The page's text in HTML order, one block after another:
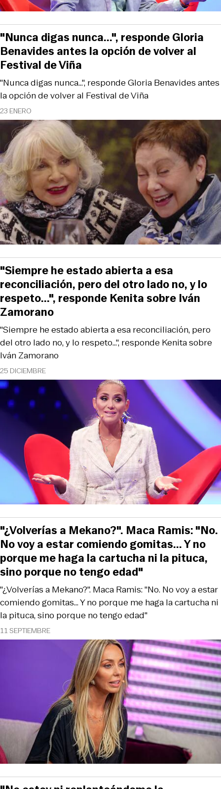
23 ENERO
"Nunca digas nunca...", responde Gloria Benavides antes
la opción de volver al Festival de Viña
"Nunca digas nunca...", responde Gloria
Benavides antes la opción de volver al
Festival de Viña
25 DICIEMBRE
"Siempre he estado abierta a esa reconciliación, pero
del otro lado no, y lo respeto...", responde Kenita sobre
Iván Zamorano
"Siempre he estado abierta a esa
reconciliación, pero del otro lado no, y lo
respeto...", responde Kenita sobre Iván
Zamorano
11 SEPTIEMBRE
"¿Volverías a Mekano?". Maca Ramis: "No. No voy a estar
comiendo gomitas... Y no porque me haga la cartucha ni
la pituca, sino porque no tengo edad"
"¿Volverías a Mekano?". Maca Ramis: "No.
No voy a estar comiendo gomitas... Y no
porque me haga la cartucha ni la pituca,
sino porque no tengo edad"